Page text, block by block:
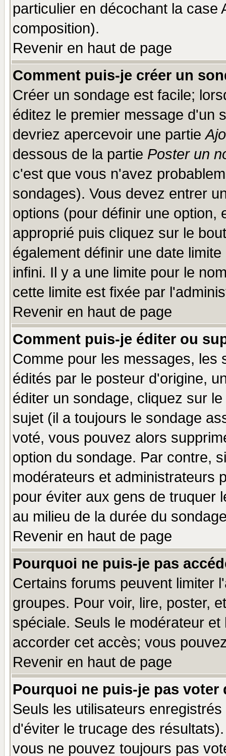
particulier en décochant la
composition).
Revenir en haut de page
Comment puis-je créer un
Créer un sondage est facile;
éditez le premier message d'un
devriez apercevoir une partie
dessous de la partie Poster un
c'est que vous n'avez
sondages). Vous devez entrer
options (pour définir une option,
approprié puis cliquez sur le
également définir une date
infini. Il y a une limite pour le
cette limite est fixée par
Revenir en haut de page
Comment puis-je éditer ou
Comme pour les messages, les
édités par le posteur d'origine,
éditer un sondage, cliquez sur
sujet (il a toujours le sondage
voté, vous pouvez alors
option du sondage. Par contre,
modérateurs et administrateurs
pour éviter aux gens de truquer
au milieu de la durée du
Revenir en haut de page
Pourquoi ne puis-je pas
Certains forums peuvent limiter
groupes. Pour voir, lire, poster,
spéciale. Seuls le modérateur
accorder cet accès; vous
Revenir en haut de page
Pourquoi ne puis-je pas voter
Seuls les utilisateurs
d'éviter le trucage des
vous ne pouvez toujours pas